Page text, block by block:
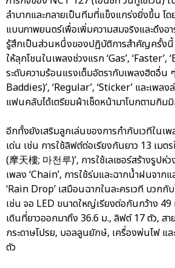
ลำบากและกลายเป็นทีมที่แข็งแกร่งยิ่งขึ้น โด
แบบภาพยนตร์เพื่อเพิ่มความสมจริงและดึง
รู้สึกเป็นส่วนหนึ่งของปฏิบัติการสำคัญครั้ง
ให้ลุกโชนในเพลงช่วงแรก ‘Gas’,
ระดับความร้อนแรงเต็มอัตรากับเพลงฮิตอื่น
Baddies)’, ‘Regular’, ‘Sticker’ และเพล
แฟนคลับได้เตรียมผ้าเช็ดหน้ามาโบกตามกิม
อีกทั้งยังเสริมลูกเล่นของการกำกับเวทีในเพ
เด่น เช่น การใช้ลิฟต์ต่อเรียงกันยาว 13 เมต
(摩天樓; 마천루)’, การใช้เลเซอร์สร้างรูป
เพลง ‘Chain’, การใช้ร่มและฉากน้ำฝนจา
‘Rain Drop’ เสมือนฉากในละครเวที บวกกั
เช่น จอ LED ขนาดใหญ่เรียงต่อกันกว้าง 49
เดินที่ยาวออกมาถึง 36.6 ม., ลิฟต์ 17 ตัว, ส
กระดาษโปรย, บอลลูนยักษ์, เครื่องพ่นไฟ แล
ตัว